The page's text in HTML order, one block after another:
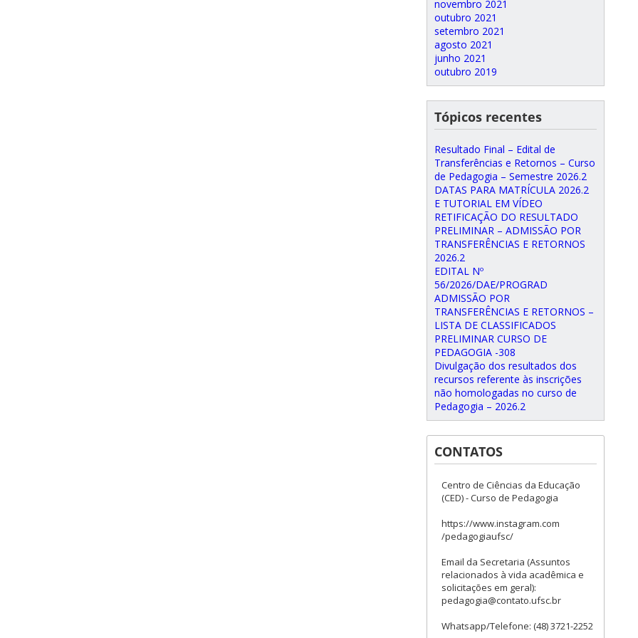
novembro 2021
outubro 2021
setembro 2021
agosto 2021
junho 2021
outubro 2019
Tópicos recentes
Resultado Final – Edital de
Transferências e Retornos – Curso
de Pedagogia – Semestre 2026.2
DATAS PARA MATRÍCULA 2026.2
E TUTORIAL EM VÍDEO
RETIFICAÇÃO DO RESULTADO
PRELIMINAR – ADMISSÃO POR
TRANSFERÊNCIAS E RETORNOS
2026.2
EDITAL Nº
56/2026/DAE/PROGRAD
ADMISSÃO POR
TRANSFERÊNCIAS E RETORNOS –
LISTA DE CLASSIFICADOS
PRELIMINAR CURSO DE
PEDAGOGIA -308
Divulgação dos resultados dos
recursos referente às inscrições
não homologadas no curso de
Pedagogia – 2026.2
CONTATOS
Centro de Ciências da Educação
(CED) - Curso de Pedagogia
https://www.instagram.com
/pedagogiaufsc/
Email da Secretaria (Assuntos
relacionados à vida acadêmica e
solicitações em geral):
pedagogia@contato.ufsc.br
Whatsapp/Telefone: (48) 3721-2252